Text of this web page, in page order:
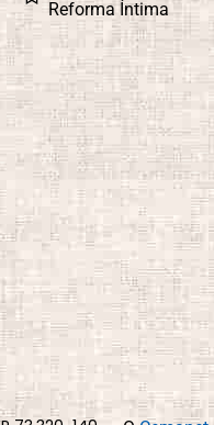
Reforma Íntima